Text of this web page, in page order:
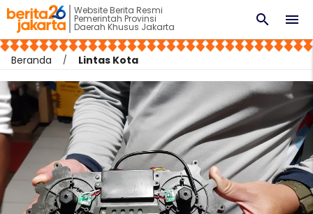
Website Berita Resmi
Pemerintah Provinsi
Daerah Khusus Jakarta menu
search
Beranda Lintas Kota